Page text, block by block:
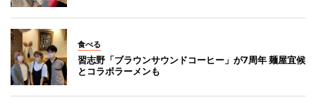
食べる
習志野「ブラウンサウンドコーヒー」が7周年 麺屋宜候
とコラボラーメンも